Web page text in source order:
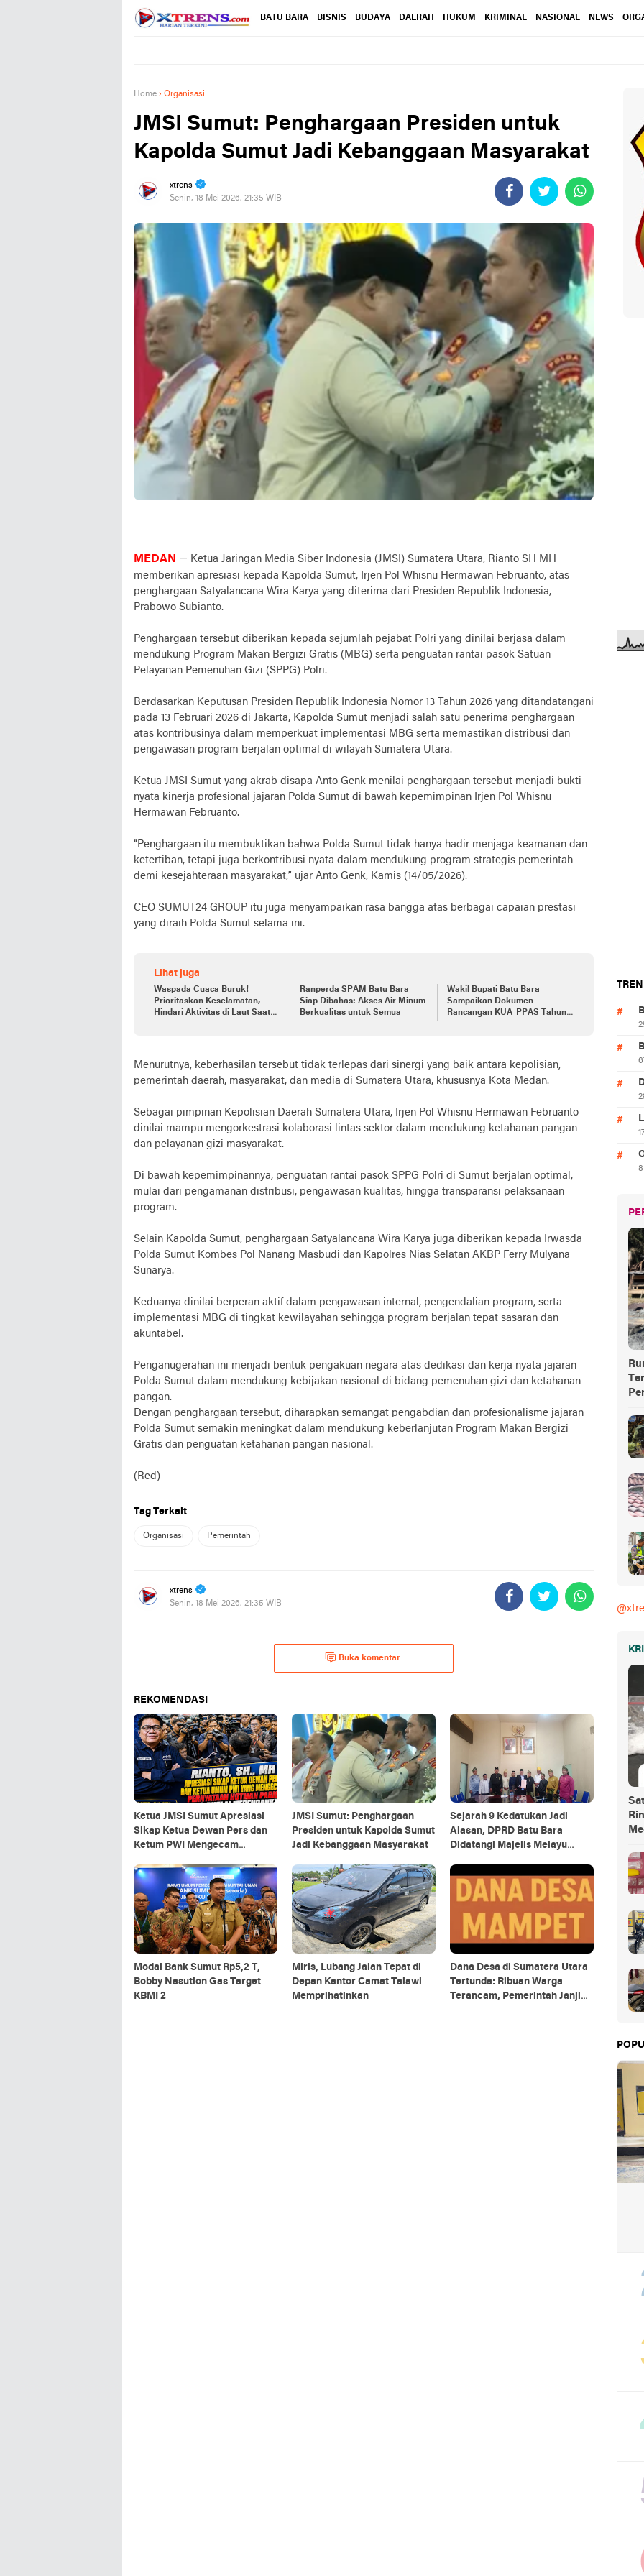
BATU BARA BISNIS BUDAYA DAERAH HUKUM KRIMINAL NASIONAL NEWS
Home › Organisasi
JMSI Sumut: Penghargaan Presiden untuk
Kapolda Sumut Jadi Kebanggaan Masyarakat
xtrens
Senin, 18 Mei 2026, 21:35 WIB
MEDAN — Ketua Jaringan Media Siber Indonesia (JMSI) Sumatera Utara, Rianto SH MH
memberikan apresiasi kepada Kapolda Sumut, Irjen Pol Whisnu Hermawan Februanto, atas
penghargaan Satyalancana Wira Karya yang diterima dari Presiden Republik Indonesia,
Prabowo Subianto.
Penghargaan tersebut diberikan kepada sejumlah pejabat Polri yang dinilai berjasa dalam
mendukung Program Makan Bergizi Gratis (MBG) serta penguatan rantai pasok Satuan
Pelayanan Pemenuhan Gizi (SPPG) Polri.
Berdasarkan Keputusan Presiden Republik Indonesia Nomor 13 Tahun 2026 yang ditandatangani
pada 13 Februari 2026 di Jakarta, Kapolda Sumut menjadi salah satu penerima penghargaan
atas kontribusinya dalam memperkuat implementasi MBG serta memastikan distribusi dan
pengawasan program berjalan optimal di wilayah Sumatera Utara.
Ketua JMSI Sumut yang akrab disapa Anto Genk menilai penghargaan tersebut menjadi bukti
nyata kinerja profesional jajaran Polda Sumut di bawah kepemimpinan Irjen Pol Whisnu
Hermawan Februanto.
“Penghargaan itu membuktikan bahwa Polda Sumut tidak hanya hadir menjaga keamanan dan
ketertiban, tetapi juga berkontribusi nyata dalam mendukung program strategis pemerintah
demi kesejahteraan masyarakat,” ujar Anto Genk, Kamis (14/05/2026).
CEO SUMUT24 GROUP itu juga menyampaikan rasa bangga atas berbagai capaian prestasi
yang diraih Polda Sumut selama ini.
Lihat juga
Waspada Cuaca Buruk!
Prioritaskan Keselamatan,
Hindari Aktivitas di Laut Saat
Ranperda SPAM Batu Bara
Siap Dibahas: Akses Air Minum
Berkualitas untuk Semua
Wakil Bupati Batu Bara
Sampaikan Dokumen
Rancangan KUA-PPAS Tahun
Menurutnya, keberhasilan tersebut tidak terlepas dari sinergi yang baik antara kepolisian,
pemerintah daerah, masyarakat, dan media di Sumatera Utara, khususnya Kota Medan.
Sebagai pimpinan Kepolisian Daerah Sumatera Utara, Irjen Pol Whisnu Hermawan Februanto
dinilai mampu mengorkestrasi kolaborasi lintas sektor dalam mendukung ketahanan pangan
dan pelayanan gizi masyarakat.
Di bawah kepemimpinannya, penguatan rantai pasok SPPG Polri di Sumut berjalan optimal,
mulai dari pengamanan distribusi, pengawasan kualitas, hingga transparansi pelaksanaan
program.
Selain Kapolda Sumut, penghargaan Satyalancana Wira Karya juga diberikan kepada Irwasda
Polda Sumut Kombes Pol Nanang Masbudi dan Kapolres Nias Selatan AKBP Ferry Mulyana
Sunarya.
Keduanya dinilai berperan aktif dalam pengawasan internal, pengendalian program, serta
implementasi MBG di tingkat kewilayahan sehingga program berjalan tepat sasaran dan
akuntabel.
Penganugerahan ini menjadi bentuk pengakuan negara atas dedikasi dan kerja nyata jajaran
Polda Sumut dalam mendukung kebijakan nasional di bidang pemenuhan gizi dan ketahanan
pangan.
Dengan penghargaan tersebut, diharapkan semangat pengabdian dan profesionalisme jajaran
Polda Sumut semakin meningkat dalam mendukung keberlanjutan Program Makan Bergizi
Gratis dan penguatan ketahanan pangan nasional.
(Red)
Tag Terkait
Organisasi Pemerintah
xtrens
Senin, 18 Mei 2026, 21:35 WIB
Buka komentar
REKOMENDASI
Ketua JMSI Sumut Apresiasi
Sikap Ketua Dewan Pers dan
Ketum PWI Mengecam
yang Dinilai Merendahkan
Profesi Wartawan
JMSI Sumut: Penghargaan
Presiden untuk Kapolda Sumut
Jadi Kebanggaan Masyarakat
Sejarah 9 Kedatukan Jadi
Alasan, DPRD Batu Bara
Didatangi Majelis Melayu
Modal Bank Sumut Rp5,2 T,
Bobby Nasution Gas Target
KBMI 2
Miris, Lubang Jalan Tepat di
Depan Kantor Camat Talawi
Memprihatinkan
Dana Desa di Sumatera Utara
Tertunda: Ribuan Warga
Terancam, Pemerintah Janji